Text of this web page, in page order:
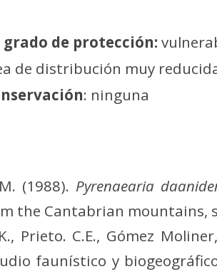
grado de protección:
de distribución muy
: ninguna
(1988). Pyrenaearia
the Cantabrian mountains,
Prieto. C.E., Gómez
faunístico y